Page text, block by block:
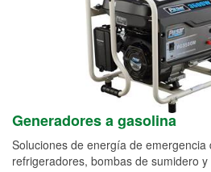
Generadores a gasolina
Soluciones de energía de
refrigeradores, bombas de sumidero